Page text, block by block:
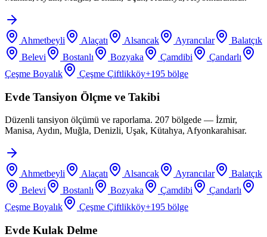
Ahmetbeyli Alaçatı Alsancak Ayrancılar
Balatçık
Belevi
Bostanlı Bozyaka Çamdibi
Çandarlı
Çeşme Boyalık
Çeşme Çiftlikköy+195 bölge
Evde Tansiyon Ölçme ve Takibi
Düzenli tansiyon ölçümü ve raporlama. 207 bölgede — İzmir,
Manisa, Aydın, Muğla, Denizli, Uşak, Kütahya, Afyonkarahisar.
Ahmetbeyli Alaçatı Alsancak Ayrancılar
Balatçık
Belevi
Bostanlı Bozyaka Çamdibi
Çandarlı
Çeşme Boyalık
Çeşme Çiftlikköy+195 bölge
Evde Kulak Delme